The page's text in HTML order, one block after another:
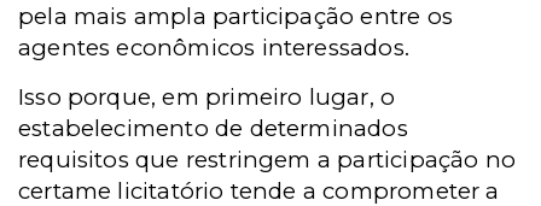
pela mais ampla participação entre os
agentes econômicos interessados.
Isso porque, em primeiro lugar, o
estabelecimento de determinados
requisitos que restringem a participação no
certame licitatório tende a comprometer a